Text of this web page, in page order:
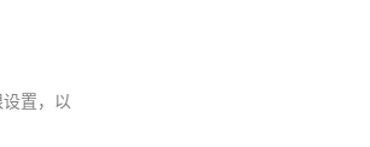
置，以